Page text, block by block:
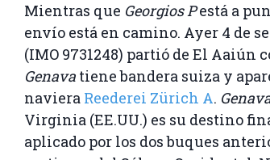
Mientras que Georgios P ​​está a
envío está en camino. Ayer 4 de
(IMO 9731248) partió de El Aaiún
Genava tiene bandera suiza y
naviera Reederei Zürich A.
Virginia (EE.UU.) es su destino
aplicado por los dos buques